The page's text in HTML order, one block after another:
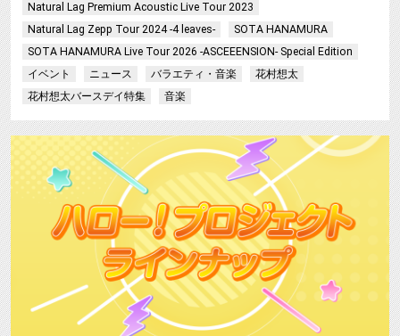
Natural Lag Premium Acoustic Live Tour 2023
Natural Lag Zepp Tour 2024 -4 leaves-
SOTA HANAMURA
SOTA HANAMURA Live Tour 2026 -ASCEEENSION- Special Edition
イベント
ニュース バラエティ・音楽
花村想太
花村想太バースデイ特集
音楽